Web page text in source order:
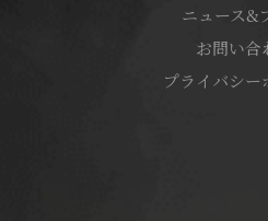
ニュース&
お問い合
プライバシー